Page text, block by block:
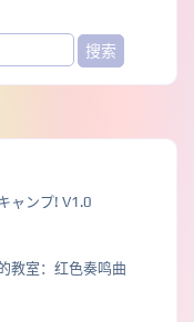
ャンプ! V1.0
教室：红色奏鸣曲